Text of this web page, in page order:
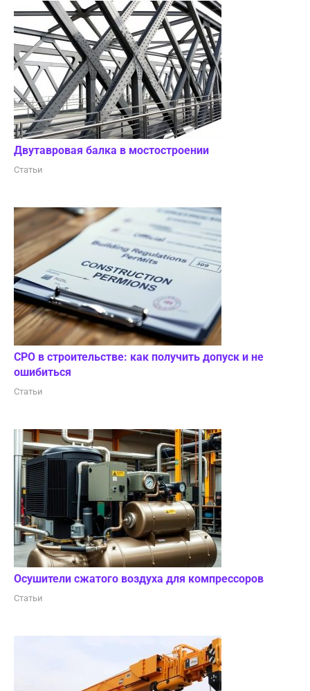
Двутавровая балка в мостостроении
Статьи
СРО в строительстве: как получить допуск и не
ошибиться
Статьи
Осушители сжатого воздуха для компрессоров
Статьи